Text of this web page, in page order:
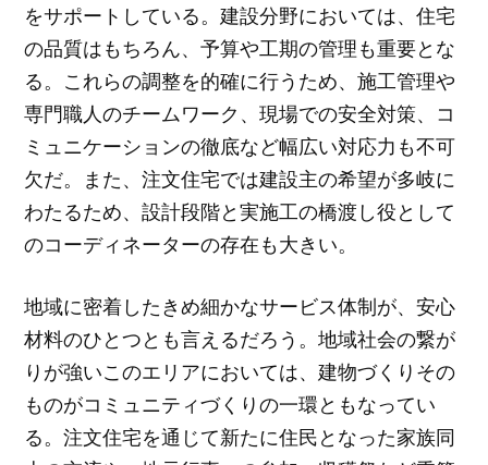
をサポートしている。建設分野においては、住宅
の品質はもちろん、予算や工期の管理も重要とな
る。これらの調整を的確に行うため、施工管理や
専門職人のチームワーク、現場での安全対策、コ
ミュニケーションの徹底など幅広い対応力も不可
欠だ。また、注文住宅では建設主の希望が多岐に
わたるため、設計段階と実施工の橋渡し役として
のコーディネーターの存在も大きい。
地域に密着したきめ細かなサービス体制が、安心
材料のひとつとも言えるだろう。地域社会の繋が
りが強いこのエリアにおいては、建物づくりその
ものがコミュニティづくりの一環ともなってい
る。注文住宅を通じて新たに住民となった家族同